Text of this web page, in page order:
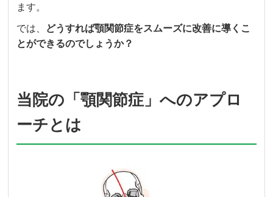
ます。
では、
どうすれば顎関節症をスムーズに改善に導くこ
とができるのでしょうか？
当院の「顎関節症」へのアプロ
ーチとは